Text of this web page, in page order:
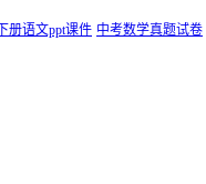
册语文ppt课件 中考数学真题试卷